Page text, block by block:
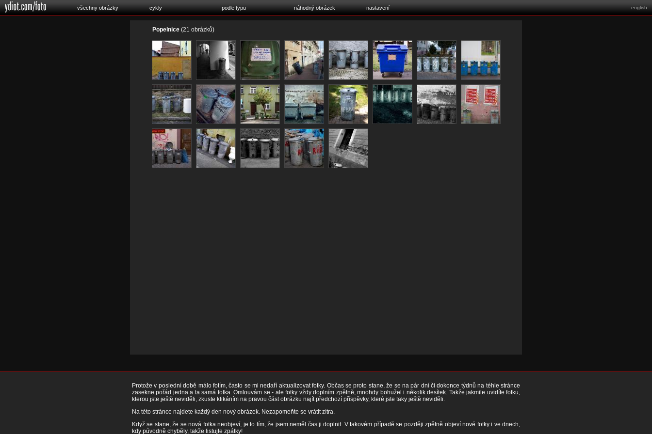
všechny obrázky cykly podle typu náhodný obrázek nastavení english
Popelnice (21 obrázků)
Protože v poslední době málo fotím, často se mi nedaří aktualizovat fotky. Občas se proto stane, že se na pár dní či dokonce týdnů na téhle stránce
zasekne pořád jedna a ta samá fotka. Omlouvám se - ale fotky vždy doplním zpětně, mnohdy bohužel i několik desítek. Takže jakmile uvidíte fotku,
kterou jste ještě neviděli, zkuste klikáním na pravou část obrázku najít předchozí příspěvky, které jste taky ještě neviděli.
Na této stránce najdete každý den nový obrázek. Nezapomeňte se vrátit zítra.
Když se stane, že se nová fotka neobjeví, je to tím, že jsem neměl čas ji doplnit. V takovém případě se později zpětně objeví nové fotky i ve dnech,
kdy původně chyběly, takže listujte zpátky!